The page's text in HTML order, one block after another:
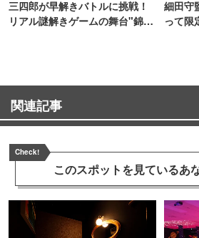
三四郎が早解きバトルに挑戦！
リアル謎解きゲームの舞台"錦糸
細田守
って限
関連記事
Check!
このスポットを見ているあ